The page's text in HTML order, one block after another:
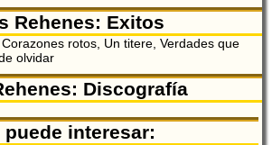
Rehenes: Exitos
rotos, Un titere, Verdades que
olvidar
Discografía
puede interesar: